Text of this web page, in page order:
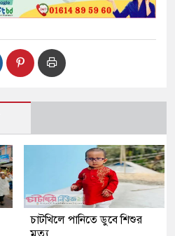
চাটখিলে পানিতে ডুবে শিশুর